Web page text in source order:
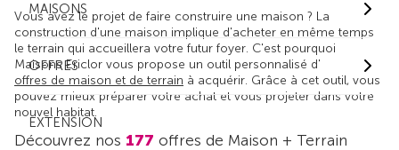
MAISONS
OFFRES
EXTENSION
Vous avez le projet de faire construire une maison ? La
construction d'une maison implique d'acheter en même temps
le terrain qui accueillera votre futur foyer. C'est pourquoi
Maisons Ericlor vous propose un outil personnalisé d'
offres de maison et de terrain à acquérir. Grâce à cet outil, vous
pouvez mieux préparer votre achat et vous projeter dans votre
nouvel habitat.
Découvrez nos 177 offres de Maison + Terrain